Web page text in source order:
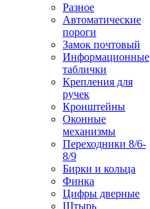
Разное
Автоматические
пороги
Замок почтовый
Информационные
таблички
Крепления для
ручек
Кронштейны
Оконные
механизмы
Переходники 8/6-
8/9
Бирки и кольца
Финка
Цифры дверные
Штырь